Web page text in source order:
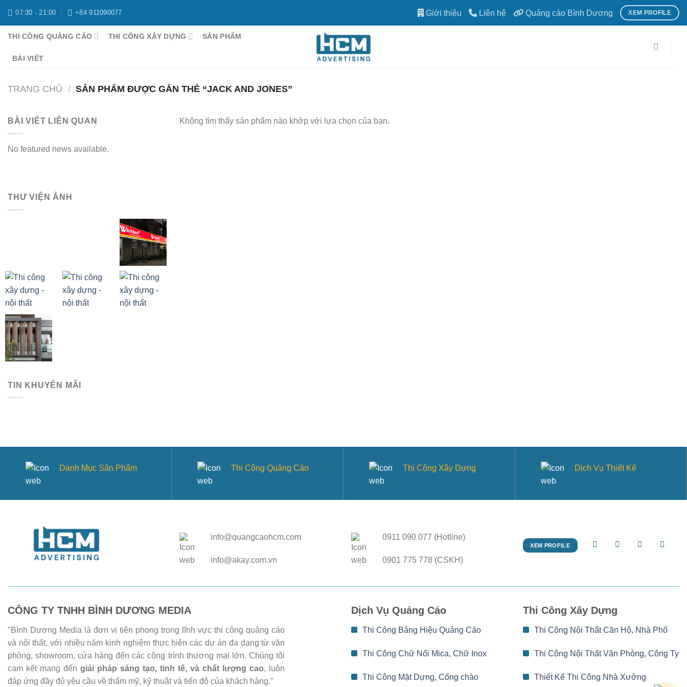
đến
07:30 - 21:00 +84 911090077 Giới thiệu Liên hệ Quảng cáo Bình Dương XEM PROFILE
THI CÔNG QUẢNG CÁO THI CÔNG XÂY DỰNG SẢN PHẨM
BÀI VIẾT
TRANG CHỦ / SẢN PHẨM ĐƯỢC GẮN THẺ “JACK AND JONES”
BÀI VIẾT LIÊN QUAN
No featured news available.
THƯ VIỆN ẢNH
TIN KHUYẾN MÃI
Không tìm thấy sản phẩm nào khớp với lựa chọn của bạn.
Danh Mục Sản Phẩm Thi Công Quảng Cáo Thi Công Xây Dựng Dịch Vụ Thiết Kế
info@quangcaohcm.com
info@akay.com.vn
0911 090 077 (Hotline)
0901 775 778 (CSKH)
XEM PROFILE
CÔNG TY TNHH BÌNH DƯƠNG MEDIA
"Bình Dương Media là đơn vị tiên phong trong lĩnh vực thi công quảng cáo
và nội thất, với nhiều năm kinh nghiệm thực hiện các dự án đa dạng từ văn
phòng, showroom, cửa hàng đến các công trình thương mại lớn. Chúng tôi
cam kết mang đến giải pháp sáng tạo, tinh tế, và chất lượng cao, luôn
đáp ứng đầy đủ yêu cầu về thẩm mỹ, kỹ thuật và tiến độ của khách hàng."
Dịch Vụ Quảng Cáo
Thi Công Bảng Hiệu Quảng Cáo
Thi Công Chữ Nổi Mica, Chữ Inox
Thi Công Mặt Dựng, Cổng chào
Thi Công Xây Dựng
Thi Công Nội Thất Căn Hộ, Nhà Phố
Thi Công Nội Thất Văn Phòng, Công Ty
Thiết Kế Thi Công Nhà Xưởng